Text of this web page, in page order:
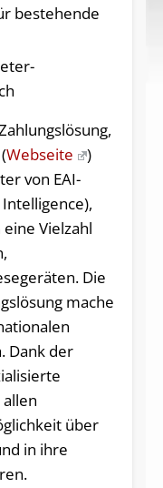
bestehende
Webseite
)
von EAI-
Vielzahl
Die
mache
Dank der
über
in ihre